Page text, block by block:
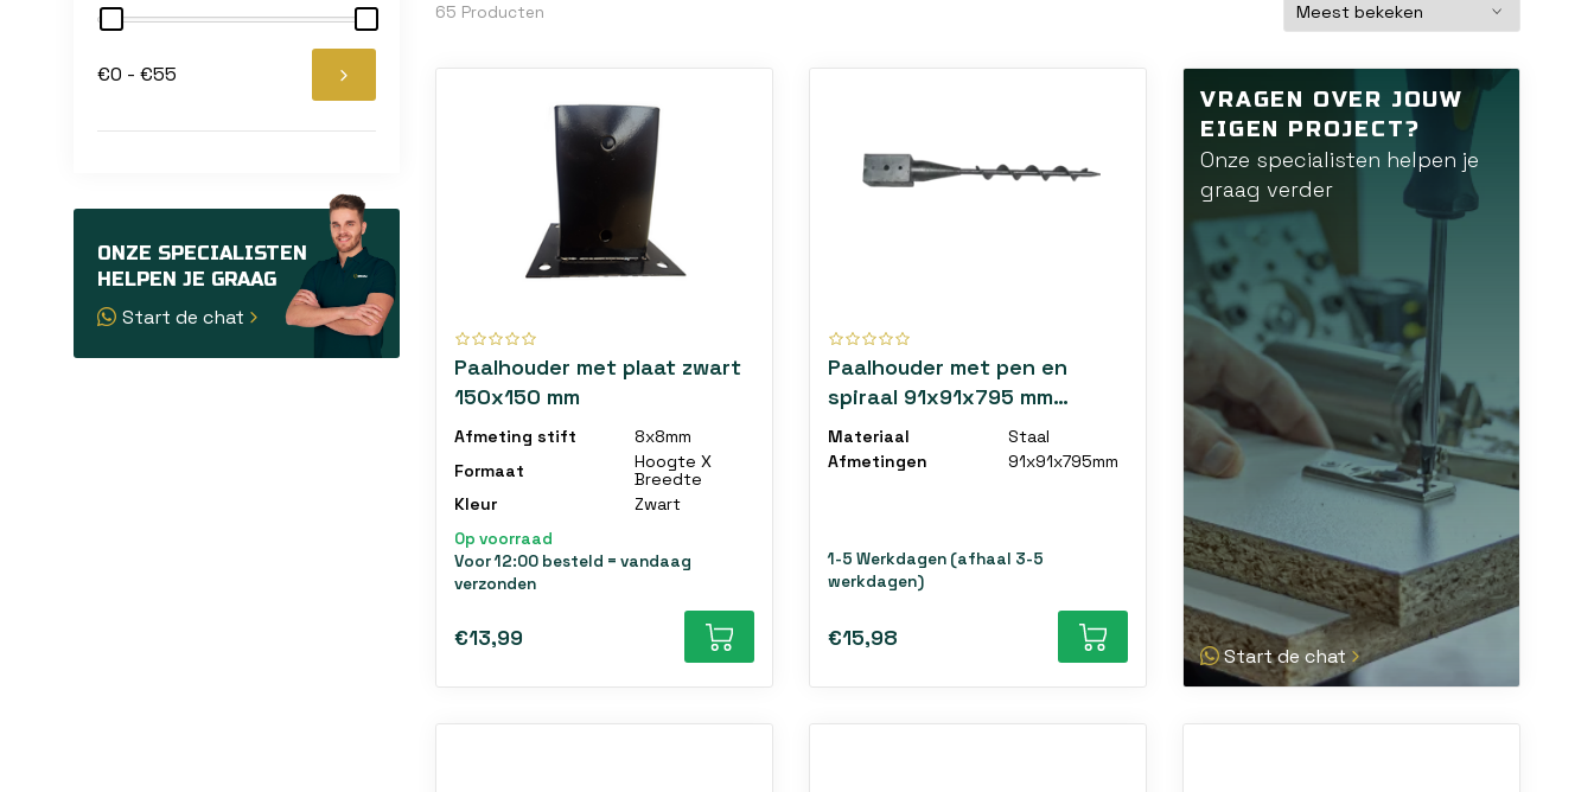
€0 - €55
ONZE SPECIALISTEN
HELPEN JE GRAAG
Start de chat
65 Producten
Paalhouder met plaat zwart
150x150 mm
Afmeting stift
8x8mm
Formaat
Hoogte X
Breedte
Kleur
Zwart
Op voorraad
Voor 12:00 besteld = vandaag
verzonden
€13,99
Paalhouder met pen en
spiraal 91x91x795 mm
vuurverzinkt
Materiaal
Staal
Afmetingen
91x91x795mm
1-5 Werkdagen (afhaal 3-5
werkdagen)
€15,98
VRAGEN OVER JOUW
EIGEN PROJECT?
Onze specialisten helpen je
graag verder
Start de chat